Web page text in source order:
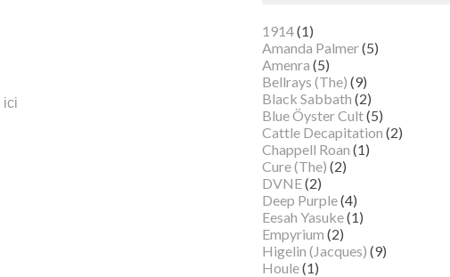
ici
1914(1)
Amanda Palmer(5)
Amenra (5)
Bellrays (The) (9)
Black Sabbath (2)
Blue Öyster Cult(5)
Cattle Decapitation (2)
Chappell Roan (1)
Cure (The) (2)
DVNE(2)
Deep Purple(4)
Eesah Yasuke(1)
Empyrium (2)
Higelin (Jacques) (9)
Houle(1)